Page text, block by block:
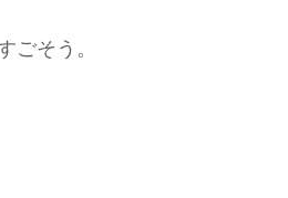
ごそう。